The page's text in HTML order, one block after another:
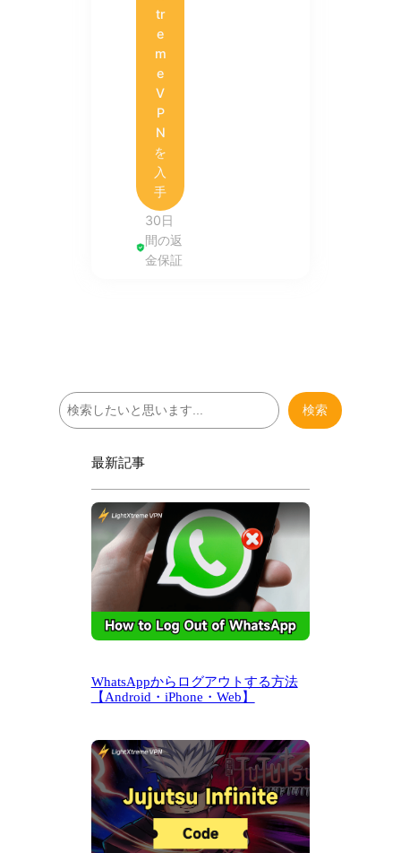
tr
e
m
e
V
P
N
を
入
手
30日
間の返
金保証
検
索
検索
最新記事
WhatsAppからログアウトする方法
【Android・iPhone・Web】